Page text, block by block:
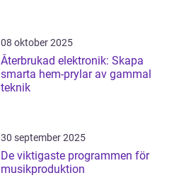
08 oktober 2025
Återbrukad elektronik: Skapa
smarta hem-prylar av gammal
teknik
30 september 2025
De viktigaste programmen för
musikproduktion